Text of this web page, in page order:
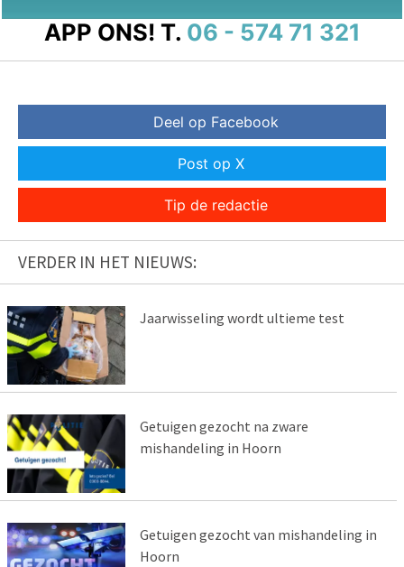
APP ONS! T. 06 - 574 71 321
Deel op Facebook
Post op X
Tip de redactie
VERDER IN HET NIEUWS:
Jaarwisseling wordt ultieme test
Getuigen gezocht na zware
mishandeling in Hoorn
Getuigen gezocht van mishandeling in
Hoorn